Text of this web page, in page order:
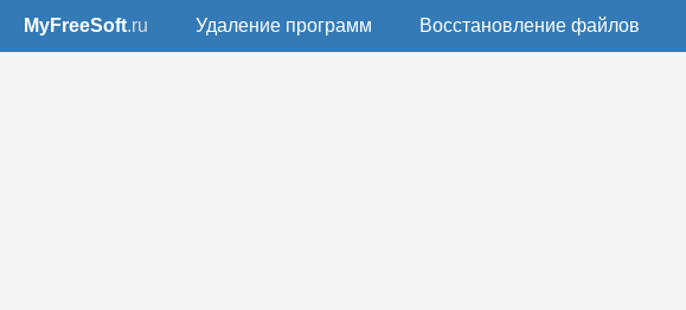
MyFreeSoft.ru Удаление программ Восстановление файлов